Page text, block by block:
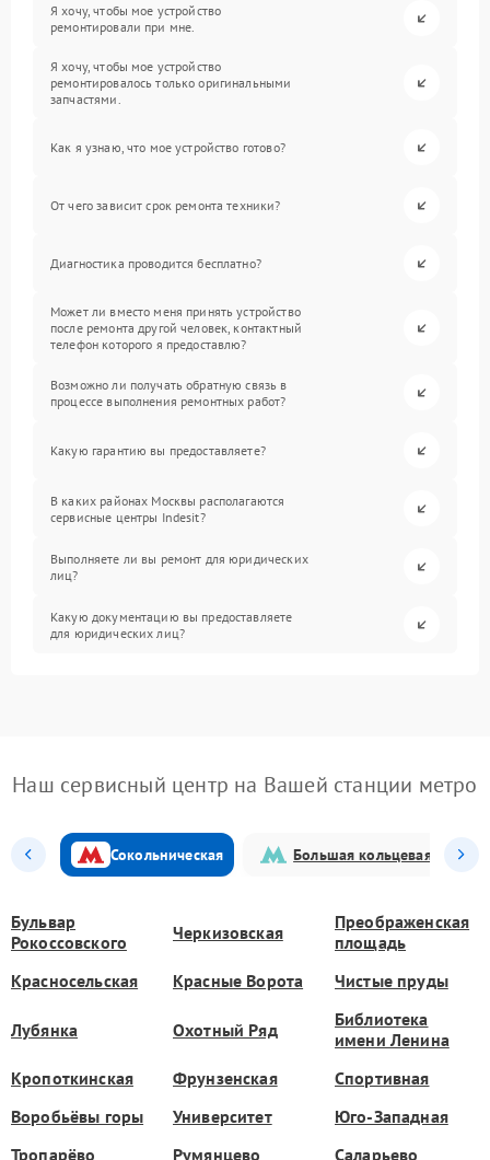
Я хочу, чтобы мое устройство
ремонтировали при мне.
Я хочу, чтобы мое устройство
ремонтировалось только оригинальными
запчастями.
Как я узнаю, что мое устройство готово?
От чего зависит срок ремонта техники?
Диагностика проводится бесплатно?
Может ли вместо меня принять устройство
после ремонта другой человек, контактный
телефон которого я предоставлю?
Возможно ли получать обратную связь в
процессе выполнения ремонтных работ?
Какую гарантию вы предоставляете?
В каких районах Москвы располагаются
сервисные центры Indesit?
Выполняете ли вы ремонт для юридических
лиц?
Какую документацию вы предоставляете
для юридических лиц?
Наш сервисный центр на Вашей станции метро
Сокольническая Большая кольцевая
Бульвар
Рокоссовского
Черкизовская
Преображенская
площадь
Красносельская
Красные Ворота Чистые пруды
Лубянка Охотный Ряд
Библиотека
имени Ленина
Кропоткинская
Фрунзенская
Спортивная
Воробьёвы горы
Университет
Юго-Западная
Тропарёво
Румянцево Саларьево